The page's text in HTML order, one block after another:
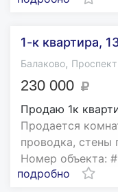
1-к квартира,
Балаково,
230 000
Продаю 1к
Продается
проводка, стены
Номер объекта:
подробно